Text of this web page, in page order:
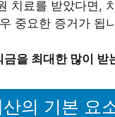
치료를 받았다면,
중요한 증거가 됩
금을 최대한 많이 받
의 기본 요